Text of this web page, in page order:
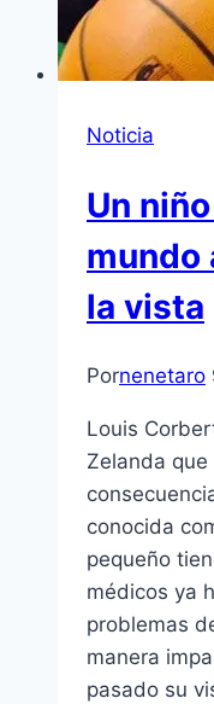
Noticia
Un
mundo
la vista
Pornenetaro
Louis
Zelanda
conocida
pequeño
médicos ya
problemas
manera
pasado su